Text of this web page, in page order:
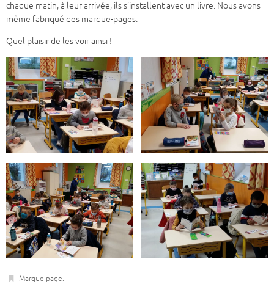
chaque matin, à leur arrivée, ils s’installent avec un livre. Nous avons
même fabriqué des marque-pages.
Quel plaisir de les voir ainsi !
Marque-page.